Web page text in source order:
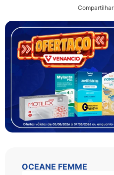
Compartilhar
OCEANE FEMME